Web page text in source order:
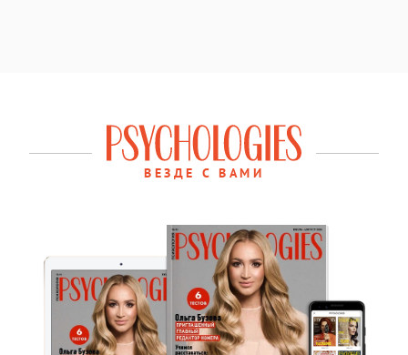
ВЕЗДЕ С ВАМИ